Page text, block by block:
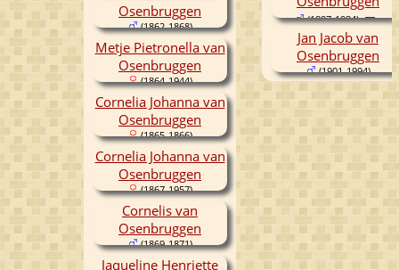
Osenbruggen
(1862-1868)
Metje Pietronella van
Osenbruggen
(1864-1944)
Cornelia Johanna van
Osenbruggen
(1865-1866)
Cornelia Johanna van
Osenbruggen
(1867-1957)
Cornelis van
Osenbruggen
(1869-1871)
Jaqueline Henriette
(1897-1984)
Jan Jacob van
Osenbruggen
(1901-1994)